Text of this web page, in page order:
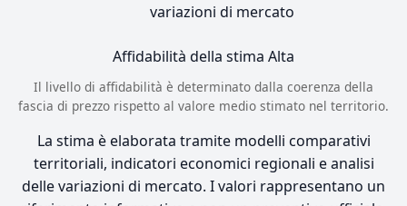
variazioni di mercato
Affidabilità della stima Alta
Il livello di affidabilità è determinato dalla coerenza della
fascia di prezzo rispetto al valore medio stimato nel territorio.
La stima è elaborata tramite modelli comparativi
territoriali, indicatori economici regionali e analisi
delle variazioni di mercato. I valori rappresentano un